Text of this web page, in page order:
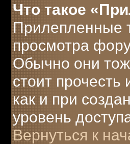
Что такое
Прилепленные
просмотра
Обычно они
стоит прочесть
как и при
уровень
Вернуться к